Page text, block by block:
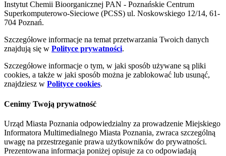
Instytut Chemii Bioorganicznej PAN - Poznańskie Centrum
Superkomputerowo-Sieciowe (PCSS) ul. Noskowskiego 12/14, 61-
704 Poznań.
Szczegółowe informacje na temat przetwarzania Twoich danych
znajdują się w Polityce prywatności.
Szczegółowe informacje o tym, w jaki sposób używane są pliki
cookies, a także w jaki sposób można je zablokować lub usunąć,
znajdziesz w Polityce cookies.
Cenimy Twoją prywatność
Urząd Miasta Poznania odpowiedzialny za prowadzenie Miejskiego
Informatora Multimedialnego Miasta Poznania, zwraca szczególną
uwagę na przestrzeganie prawa użytkowników do prywatności.
Prezentowana informacja poniżej opisuje za co odpowiadają